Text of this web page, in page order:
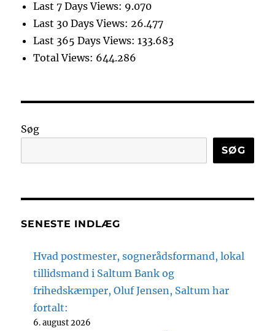
Last 7 Days Views: 9.070
Last 30 Days Views: 26.477
Last 365 Days Views:133.683
Total Views: 644.286
Søg
SØG
SENESTE INDLÆG
Hvad postmester, sognerådsformand, lokal
tillidsmand i Saltum Bank og
frihedskæmper, Oluf Jensen, Saltum har
fortalt:
6. august 2026